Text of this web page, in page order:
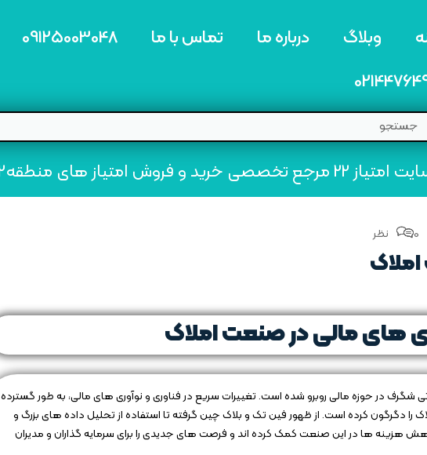
وبلاگ درباره ما تماس با ما
09125003048
تخصصی خرید و فروش امتیاز های منطقه22
0 نظر
های مالی در صنعت املاک
در حوزه مالی روبرو شده است. تغییرات سریع در فناوری و نوآوری‌ های مالی، به طور گسترده‌
را دگرگون کرده است. از ظهور فین‌ تک و بلاک‌ چین گرفته تا استفاده از تحلیل داده‌ های بزرگ و
هزینه‌ ها در این صنعت کمک کرده‌ اند و فرصت‌ های جدیدی را برای سرمایه‌ گذاران و مدیران